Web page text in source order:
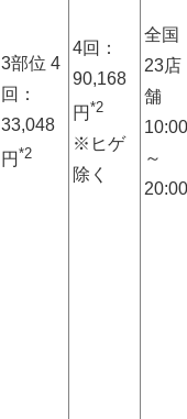
3部位 4
回：
33,048
円 *2
4回：
90,168
円 *2
※ヒゲ
除く
全国
23店
舗
10:00
～
20:00